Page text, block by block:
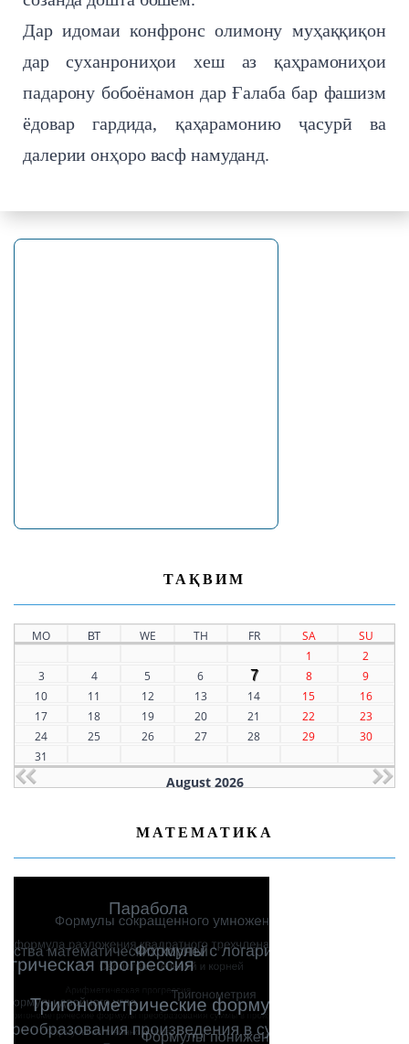
Дар идомаи конфронс олимону муҳаққиқон
дар суханрониҳои хеш аз қаҳрамониҳои
падарону бобоёнамон дар Ғалаба бар фашизм
ёдовар гардида, қаҳарамонию ҷасурӣ ва
далерии онҳоро васф намуданд.
ТАҚВИМ
MO ВТ WE TH FR SA
SU
1
2
3
4 5 6 7 8
9
10
11 12 13 14 15
16
17
18 19 20 21 22
23
24
25 26 27 28 29
30
31
August 2026
МАТЕМАТИКА